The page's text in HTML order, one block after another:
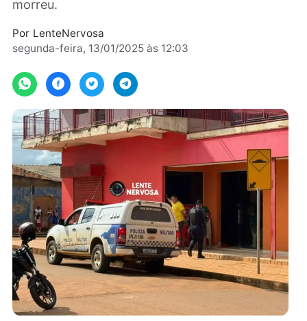
infelizmente não resistiu aos ferimentos e
morreu.
segunda-feira, 13/01/2025 às 12:03